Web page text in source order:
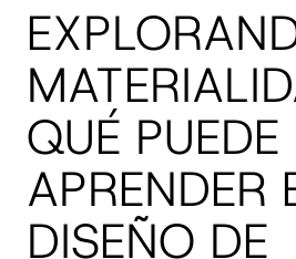
QUÉ PUEDE
APRENDER
DISEÑO DE